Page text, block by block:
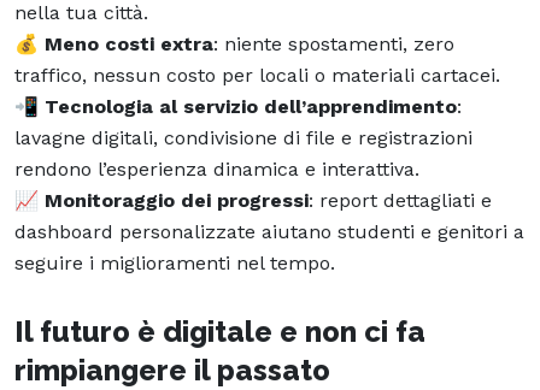
nella tua città.
💰 Meno costi extra: niente spostamenti, zero
traffico, nessun costo per locali o materiali cartacei.
📲 Tecnologia al servizio dell’apprendimento:
lavagne digitali, condivisione di file e registrazioni
rendono l’esperienza dinamica e interattiva.
📈 Monitoraggio dei progressi: report dettagliati e
dashboard personalizzate aiutano studenti e genitori a
seguire i miglioramenti nel tempo.
Il futuro è digitale e non ci fa
rimpiangere il passato